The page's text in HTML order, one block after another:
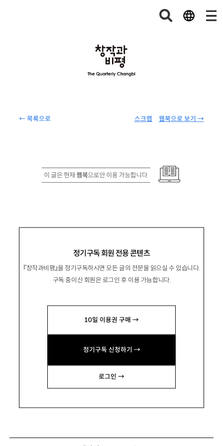
← 목록으로 웹북으로 보기 →
스크랩
정기구독 회원 전용 콘텐츠
『창작과비평』을 정기구독하시면 모든 글의 전문을 읽으실 수 있습니다.
구독 중이신 회원은 로그인 후 이용 가능합니다.
10일 이용권 구매 →
정기구독 신청하기 →
로그인 →